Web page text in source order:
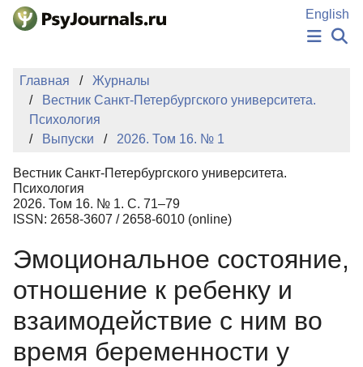
Перейти к основному содержанию
English
НОВОСТИ
ИЗДАНИЯ
АВТОРЫ
БАЗА ЗНАНИЙ
КЛЮЧЕВЫЕ СЛОВА
Регистрация
Главная
Журналы
Вестник Санкт-Петербургского университета.
Психология
Выпуски
2026. Том 16. № 1
Вестник Санкт-Петербургского университета.
Психология
2026. Том 16. № 1. С. 71–79
ISSN: 2658-3607 / 2658-6010 (online)
Эмоциональное состояние,
отношение к ребенку и
взаимодействие с ним во
время беременности у